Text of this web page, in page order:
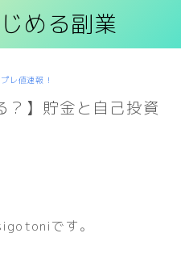
める副業
プレ値速報！
？】貯金と自己投資
です。